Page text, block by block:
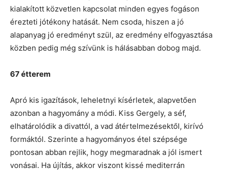
kialakított közvetlen kapcsolat minden egyes fogáson
érezteti jótékony hatását. Nem csoda, hiszen a jó
alapanyag jó eredményt szül, az eredmény elfogyasztása
közben pedig még szívünk is hálásabban dobog majd.
67 étterem
Apró kis igazítások, leheletnyi kísérletek, alapvetően
azonban a hagyomány a módi. Kiss Gergely, a séf,
elhatárolódik a divattól, a vad átértelmezésektől, kirívó
formáktól. Szerinte a hagyományos étel szépsége
pontosan abban rejlik, hogy megmaradnak a jól ismert
vonásai. Ha újítás, akkor viszont kissé mediterrán